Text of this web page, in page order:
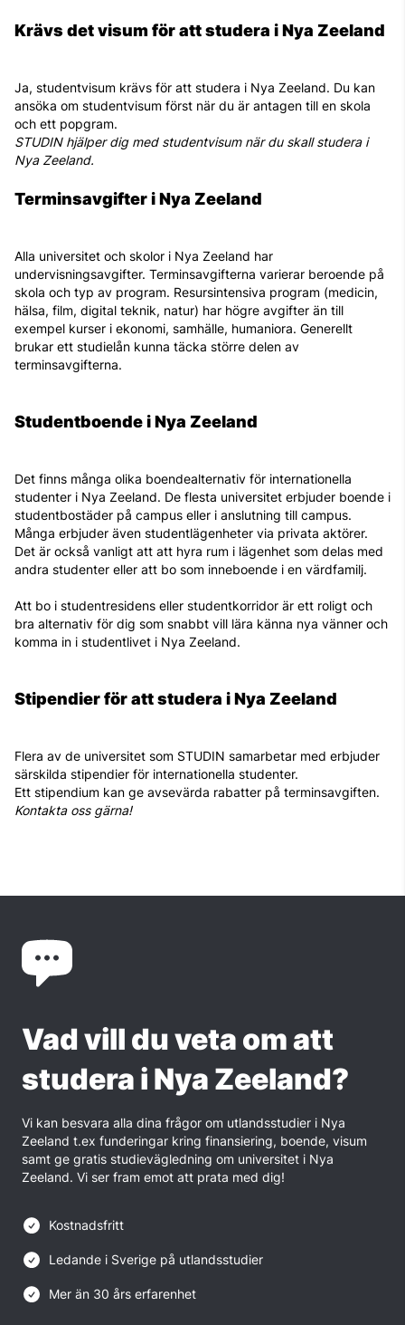
Krävs det visum för att studera i Nya Zeeland
Ja, studentvisum krävs för att studera i Nya Zeeland. Du kan
ansöka om studentvisum först när du är antagen till en skola
och ett popgram.
STUDIN hjälper dig med studentvisum när du skall studera i
Nya Zeeland.
Terminsavgifter i Nya Zeeland
Alla universitet och skolor i Nya Zeeland har
undervisningsavgifter. Terminsavgifterna varierar beroende på
skola och typ av program. Resursintensiva program (medicin,
hälsa, film, digital teknik, natur) har högre avgifter än till
exempel kurser i ekonomi, samhälle, humaniora. Generellt
brukar ett studielån kunna täcka större delen av
terminsavgifterna.
Studentboende i Nya Zeeland
Det finns många olika boendealternativ för internationella
studenter i Nya Zeeland. De flesta universitet erbjuder boende i
studentbostäder på campus eller i anslutning till campus.
Många erbjuder även studentlägenheter via privata aktörer.
Det är också vanligt att att hyra rum i lägenhet som delas med
andra studenter eller att bo som inneboende i en värdfamilj.
Att bo i studentresidens eller studentkorridor är ett roligt och
bra alternativ för dig som snabbt vill lära känna nya vänner och
komma in i studentlivet i Nya Zeeland.
Stipendier för att studera i Nya Zeeland
Flera av de universitet som STUDIN samarbetar med erbjuder
särskilda stipendier för internationella studenter.
Ett stipendium kan ge avsevärda rabatter på terminsavgiften.
Kontakta oss gärna!
Vad vill du veta om att
studera i Nya Zeeland?
Vi kan besvara alla dina frågor om utlandsstudier i Nya
Zeeland t.ex funderingar kring finansiering, boende, visum
samt ge gratis studievägledning om universitet i Nya
Zeeland. Vi ser fram emot att prata med dig!
Kostnadsfritt
Ledande i Sverige på utlandsstudier
Mer än 30 års erfarenhet